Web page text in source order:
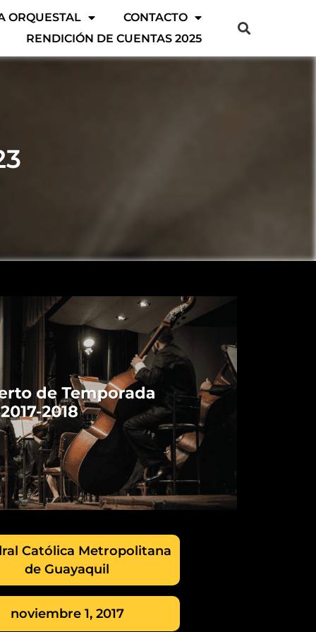
ORQUESTAL
CONTACTO
RENDICIÓN DE CUENTAS 2025
Católica Metropolitana
de Guayaquil
noviembre 1, 2017